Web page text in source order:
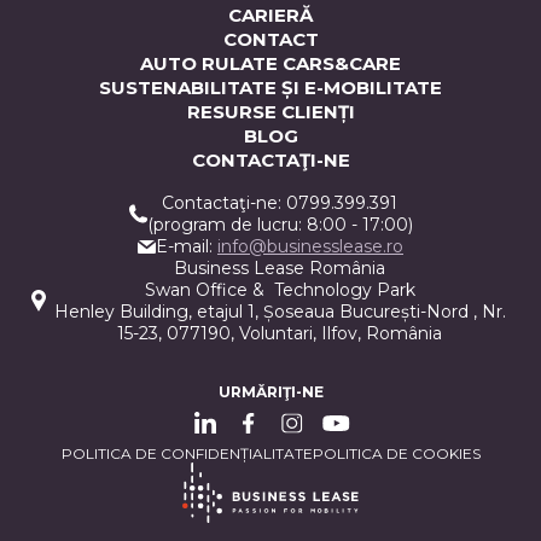
CARIERĂ
CONTACT
AUTO RULATE CARS&CARE
SUSTENABILITATE ȘI E-MOBILITATE
RESURSE CLIENȚI
BLOG
CONTACTAŢI-NE
Contactaţi-ne: 0799.399.391
(program de lucru: 8:00 - 17:00)
E-mail: info@businesslease.ro
Business Lease România
Swan Office & Technology Park
Henley Building, etajul 1, Șoseaua București-Nord , Nr.
15-23, 077190, Voluntari, Ilfov, România
URMĂRIŢI-NE
POLITICA DE CONFIDENȚIALITATEPOLITICA DE COOKIES